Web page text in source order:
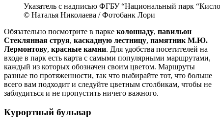
Указатель с надписью ФГБУ “Национальный парк
© Наталья Николаева / Фотобанк Лори
Обязательно посмотрите в парке колоннаду, павильон
Стеклянная струя, каскадную лестницу, памятник М.Ю.
Лермонтову, красные камни. Для удобства посетителей на
входе в парк есть карта с самыми популярными маршрутами,
каждый из которых обозначен своим цветом. Маршруты
разные по протяженности, так что выбирайте тот, что больше
всего вам подходит и следуйте цветным столбикам, чтобы не
заблудиться и не пропустить ничего важного.
Курортный бульвар